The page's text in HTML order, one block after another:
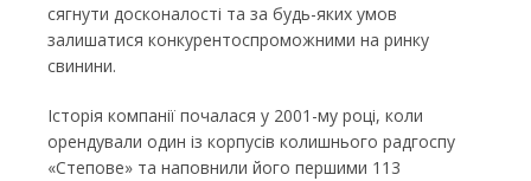
сягнути досконалості та за будь-яких умов
залишатися конкурентоспроможними на ринку
свинини.
Історія компанії почалася у 2001-му році, коли
орендували один із корпусів колишнього радгоспу
«Степове» та наповнили його першими 113